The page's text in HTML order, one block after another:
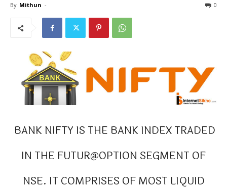
By Mithun - 0
BANK NIFTY IS THE BANK INDEX TRADED
IN THE FUTUR@OPTION SEGMENT OF
NSE. IT COMPRISES OF MOST LIQUID